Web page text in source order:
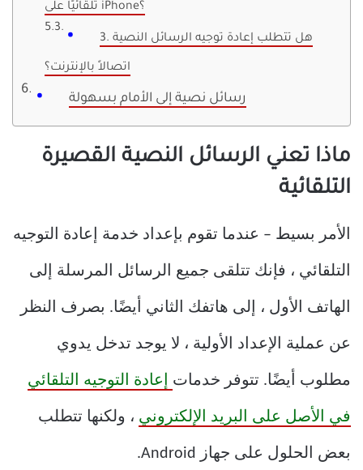
تلقائيًا على iPhone؟
3. هل تتطلب إعادة توجيه الرسائل النصية
اتصالاً بالإنترنت؟
رسائل نصية إلى الأمام بسهولة
ماذا تعني الرسائل النصية القصيرة
التلقائية
الأمر بسيط – عندما تقوم بإعداد خدمة إعادة التوجيه
التلقائي ، فإنك تتلقى جميع الرسائل المرسلة إلى
الهاتف الأول ، إلى هاتفك الثاني أيضًا. بصرف النظر
عن عملية الإعداد الأولية ، لا يوجد تدخل يدوي
مطلوب أيضًا. تتوفر خدمات إعادة التوجيه التلقائي
في الأصل على البريد الإلكتروني ، ولكنها تتطلب
بعض الحلول على جهاز Android.